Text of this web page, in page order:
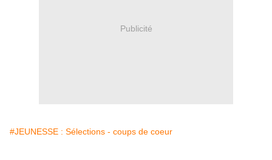
Publicité
#JEUNESSE : Sélections - coups de coeur